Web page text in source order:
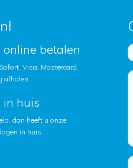
betalen
Visa, Mastercard,
afhalen.
in huis
dan heeft u onze
in huis.